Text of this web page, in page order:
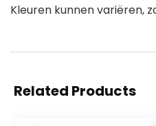
Kleuren kunnen variëren,
Related Products